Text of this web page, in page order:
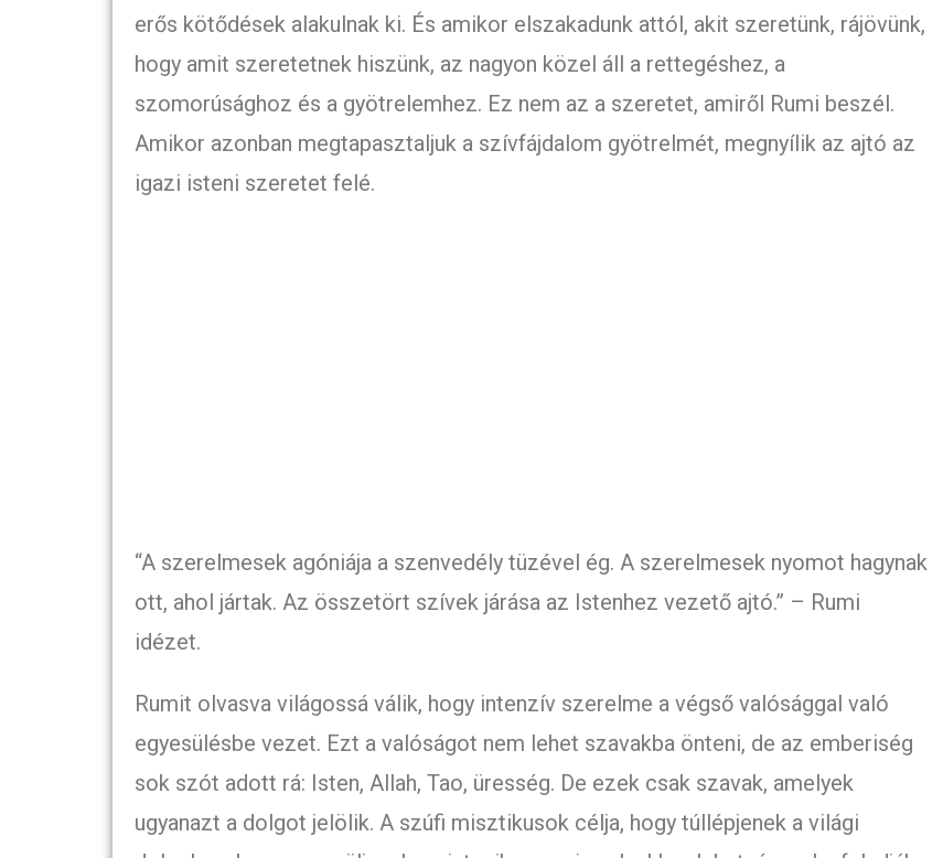
erős kötődések alakulnak ki. És amikor elszakadunk attól, akit szeretünk, rájövünk,
hogy amit szeretetnek hiszünk, az nagyon közel áll a rettegéshez, a
szomorúsághoz és a gyötrelemhez. Ez nem az a szeretet, amiről Rumi beszél.
Amikor azonban megtapasztaljuk a szívfájdalom gyötrelmét, megnyílik az ajtó az
igazi isteni szeretet felé.
“A szerelmesek agóniája a szenvedély tüzével ég. A szerelmesek nyomot hagynak
ott, ahol jártak. Az összetört szívek járása az Istenhez vezető ajtó.” – Rumi
idézet.
Rumit olvasva világossá válik, hogy intenzív szerelme a végső valósággal való
egyesülésbe vezet. Ezt a valóságot nem lehet szavakba önteni, de az emberiség
sok szót adott rá: Isten, Allah, Tao, üresség. De ezek csak szavak, amelyek
ugyanazt a dolgot jelölik. A szúfi misztikusok célja, hogy túllépjenek a világi